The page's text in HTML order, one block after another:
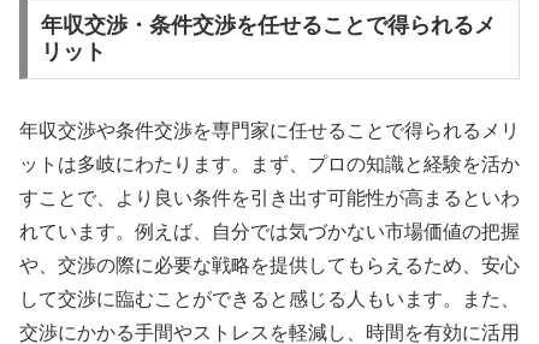
年収交渉・条件交渉を任せることで得られるメ
リット
年収交渉や条件交渉を専門家に任せることで得られるメリ
ットは多岐にわたります。まず、プロの知識と経験を活か
すことで、より良い条件を引き出す可能性が高まるといわ
れています。例えば、自分では気づかない市場価値の把握
や、交渉の際に必要な戦略を提供してもらえるため、安心
して交渉に臨むことができると感じる人もいます。また、
交渉にかかる手間やストレスを軽減し、時間を有効に活用